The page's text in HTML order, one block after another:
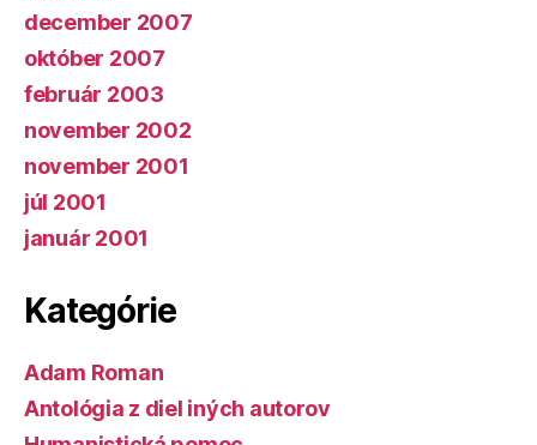
december 2007
október 2007
február 2003
november 2002
november 2001
júl 2001
január 2001
Kategórie
Adam Roman
Antológia z diel iných autorov